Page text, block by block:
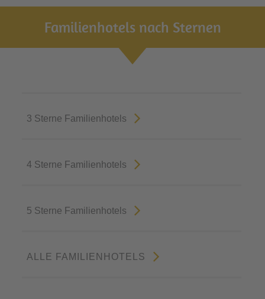
Familienhotels nach Sternen
3 Sterne Familienhotels
4 Sterne Familienhotels
5 Sterne Familienhotels
ALLE FAMILIENHOTELS